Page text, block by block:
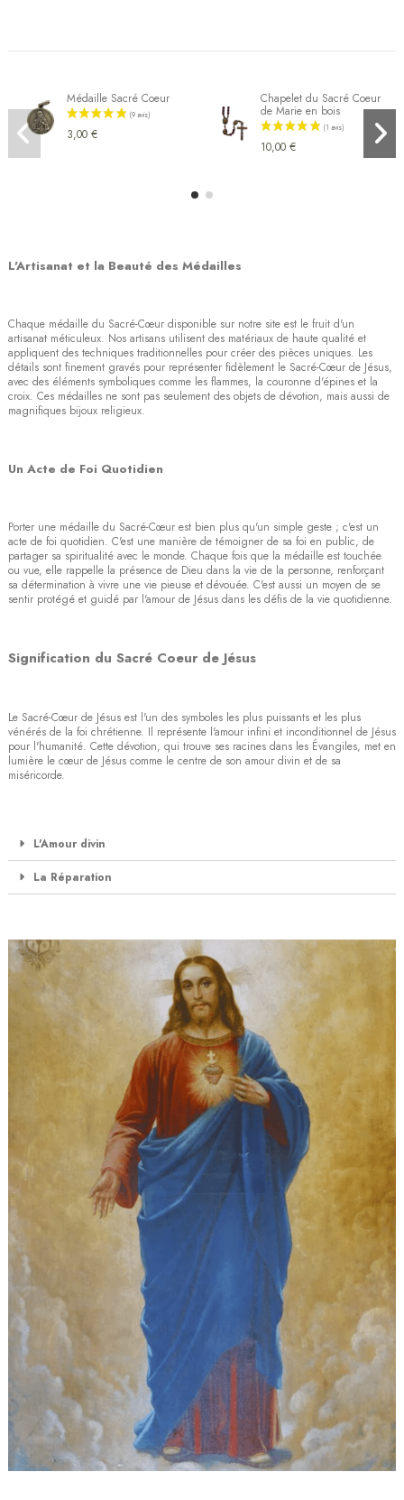
Médaille Sacré Coeur
3,00 €
Chapelet du Sacré Coeur
de Marie en bois
10,00 €
L'Artisanat et la Beauté des Médailles
Chaque médaille du Sacré-Cœur disponible sur notre site est le fruit d'un
artisanat méticuleux. Nos artisans utilisent des matériaux de haute qualité et
appliquent des techniques traditionnelles pour créer des pièces uniques. Les
détails sont finement gravés pour représenter fidèlement le Sacré-Cœur de Jésus,
avec des éléments symboliques comme les flammes, la couronne d'épines et la
croix. Ces médailles ne sont pas seulement des objets de dévotion, mais aussi de
magnifiques bijoux religieux.
Un Acte de Foi Quotidien
Porter une médaille du Sacré-Cœur est bien plus qu'un simple geste ; c'est un
acte de foi quotidien. C'est une manière de témoigner de sa foi en public, de
partager sa spiritualité avec le monde. Chaque fois que la médaille est touchée
ou vue, elle rappelle la présence de Dieu dans la vie de la personne, renforçant
sa détermination à vivre une vie pieuse et dévouée. C'est aussi un moyen de se
sentir protégé et guidé par l'amour de Jésus dans les défis de la vie quotidienne.
Signification du Sacré Coeur de Jésus
Le Sacré-Cœur de Jésus est l'un des symboles les plus puissants et les plus
vénérés de la foi chrétienne. Il représente l'amour infini et inconditionnel de Jésus
pour l'humanité. Cette dévotion, qui trouve ses racines dans les Évangiles, met en
lumière le cœur de Jésus comme le centre de son amour divin et de sa
miséricorde.
L'Amour divin
La Réparation